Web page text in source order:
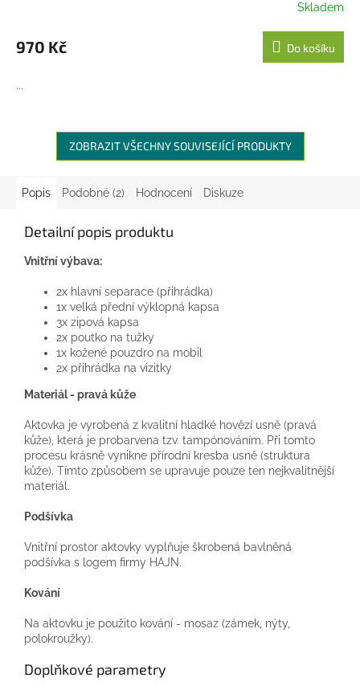
Skladem
970 Kč Do košíku
...
ZOBRAZIT VŠECHNY SOUVISEJÍCÍ PRODUKTY
Popis Podobné (2) Hodnocení Diskuze
Detailní popis produktu
Vnitřní výbava:
2x hlavní separace (přihrádka)
1x velká přední výklopná kapsa
3x zipová kapsa
2x poutko na tužky
1x kožené pouzdro na mobil
2x přihrádka na vizitky
Materiál - pravá kůže
Aktovka je vyrobená z kvalitní hladké hovězí usně (pravá
kůže), která je probarvena tzv. tampónováním. Při tomto
procesu krásně vynikne přírodní kresba usně (struktura
kůže). Tímto způsobem se upravuje pouze ten nejkvalitnější
materiál.
Podšívka
Vnitřní prostor aktovky vyplňuje škrobená bavlněná
podšívka s logem firmy HAJN.
Kování
Na aktovku je použito kování - mosaz (zámek, nýty,
polokroužky).
Doplňkové parametry